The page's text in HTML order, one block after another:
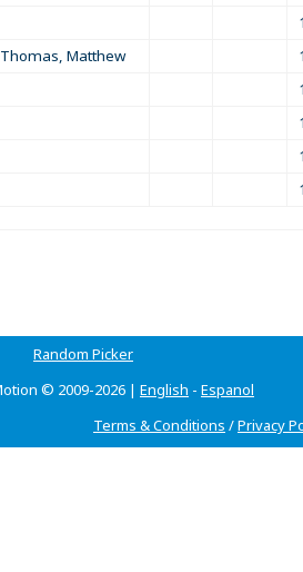
Matthew
Random Picker
© 2009-2026 | English - Espanol
Terms & Conditions /Privacy